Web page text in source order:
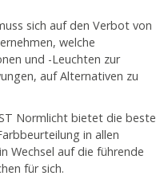
sich auf den Verbot von
welche
und -Leuchten zur
auf Alternativen zu
Normlicht bietet die beste
in allen
Wechsel auf die führende
für sich.